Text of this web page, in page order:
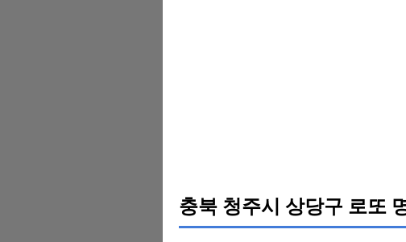
충북 청주시 상당구 로또